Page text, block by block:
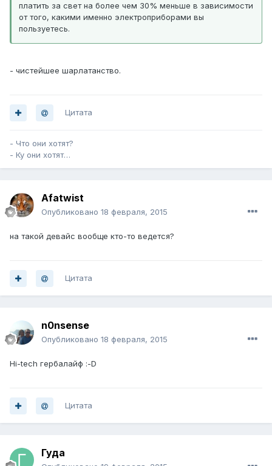
платить за свет на более чем 30% меньше в зависимости
от того, какими именно электроприборами вы
пользуетесь.
- чистейшее шарлатанство.
Цитата
- Что они хотят?
- Ку они хотят…
Afatwist
Опубликовано 18 февраля, 2015
на такой девайс вообще кто-то ведется?
Цитата
n0nsense
Опубликовано 18 февраля, 2015
Hi-tech гербалайф :-D
Цитата
Гуда